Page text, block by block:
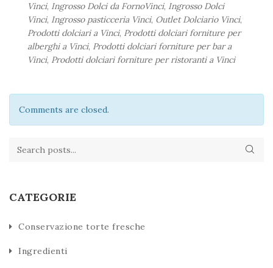
Vinci, Ingrosso Dolci da FornoVinci, Ingrosso Dolci
Vinci, Ingrosso pasticceria Vinci, Outlet Dolciario Vinci,
Prodotti dolciari a Vinci, Prodotti dolciari forniture per
alberghi a Vinci, Prodotti dolciari forniture per bar a
Vinci, Prodotti dolciari forniture per ristoranti a Vinci
Comments are closed.
CATEGORIE
Conservazione torte fresche
Ingredienti